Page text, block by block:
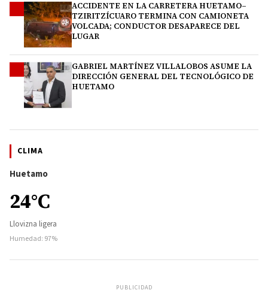
ACCIDENTE EN LA CARRETERA HUETAMO–
TZIRITZÍCUARO TERMINA CON CAMIONETA
VOLCADA; CONDUCTOR DESAPARECE DEL
LUGAR
GABRIEL MARTÍNEZ VILLALOBOS ASUME LA
DIRECCIÓN GENERAL DEL TECNOLÓGICO DE
HUETAMO
CLIMA
Huetamo
24°C
Llovizna ligera
Humedad: 97%
PUBLICIDAD